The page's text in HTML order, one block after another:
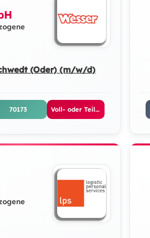
(Oder) (m/w/d)
70173 Voll- oder Teilzeit